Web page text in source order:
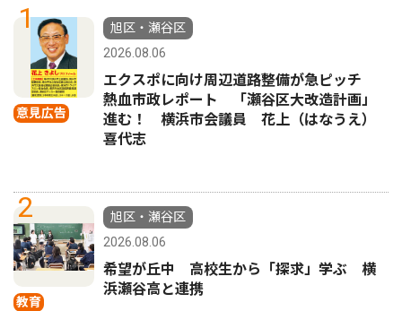
1
意見広告
旭区・瀬谷区
2026.08.06
エクスポに向け周辺道路整備が急ピッチ
熱血市政レポート 「瀬谷区大改造計画」
進む！ 横浜市会議員 花上（はなうえ）
喜代志
2
教育
旭区・瀬谷区
2026.08.06
希望が丘中 高校生から「探求」学ぶ 横
浜瀬谷高と連携